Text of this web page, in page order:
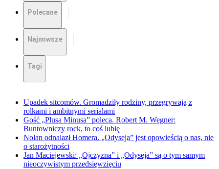
Polecane
Najnowsze
Tagi
Upadek sitcomów. Gromadziły rodziny, przegrywają z
rolkami i ambitnymi serialami
Gość „Plusa Minusa” poleca. Robert M. Wegner:
Buntowniczy rock, to coś lubię
Nolan odnalazł Homera. „Odyseja” jest opowieścią o nas, nie
o starożytności
Jan Maciejewski: „Ojczyzna” i „Odyseja” są o tym samym
nieoczywistym przedsięwzięciu